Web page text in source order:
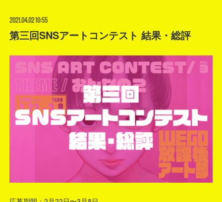
2021.04.02 10:55
第三回SNSアートコンテスト 結果・総評